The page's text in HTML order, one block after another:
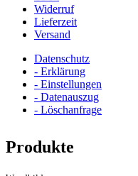
Widerruf
Lieferzeit
Versand
Datenschutz
- Erklärung
- Einstellungen
- Datenauszug
- Löschanfrage
Produkte